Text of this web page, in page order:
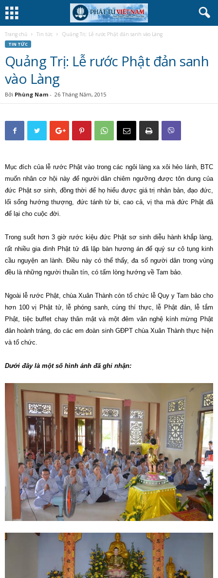
Trang chủ Tin tức Quảng Trị: Lễ rước Phật đản sanh vào Làng
TIN TỨC
Quảng Trị: Lễ rước Phật đản sanh
vào Làng
Bởi Phùng Nam - 26 Tháng Năm, 2015
Mục đích của lễ rước Phật vào trong các ngôi làng xa xôi hẻo lánh, BTC
muốn nhân cơ hội này để người dân chiêm ngưỡng được tôn dung của
đức Phật sơ sinh, đồng thời để họ hiểu được giá trị nhân bản, đạo đức,
lối sống hướng thượng, đức tánh từ bi, cao cả, vị tha mà đức Phật đã
để lại cho cuộc đời.
Trong suốt hơn 3 giờ rước kiệu đức Phật sơ sinh diễu hành khắp làng,
rất nhiều gia đình Phật tử đã lập bàn hương án để quý sư cô tụng kinh
cầu nguyện an lành. Điều này có thể thấy, đa số người dân trong vùng
đều là những người thuần tín, có tấm lòng hướng về Tam bảo.
Ngoài lễ rước Phật, chùa Xuân Thành còn tổ chức lễ Quy y Tam bảo cho
hơn 100 vị Phật tử, lễ phóng sanh, cúng thí thực, lễ Phật đản, lễ tắm
Phật, tiệc buffet chay thân mật và một đêm văn nghệ kính mừng Phật
đản hoành tráng, do các em đoàn sinh GĐPT chùa Xuân Thành thực hiện
và tổ chức.
Dưới đây là một số hình ảnh đã ghi nhận: